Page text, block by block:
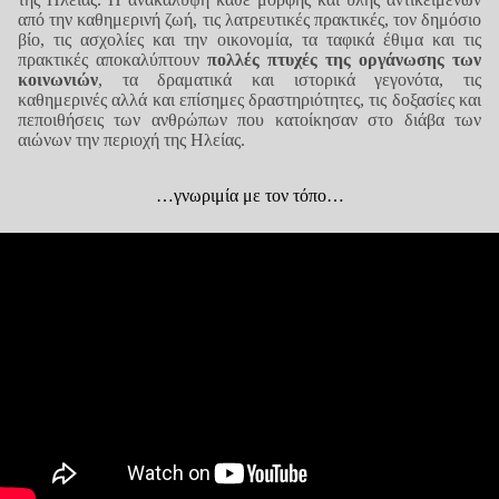
από την καθημερινή ζωή, τις λατρευτικές πρακτικές, τον δημόσιο
βίο, τις ασχολίες και την οικονομία, τα ταφικά έθιμα και τις
πρακτικές αποκαλύπτουν πολλές πτυχές της οργάνωσης των
κοινωνιών, τα δραματικά και ιστορικά γεγονότα, τις
καθημερινές αλλά και επίσημες δραστηριότητες, τις δοξασίες και
πεποιθήσεις των ανθρώπων που κατοίκησαν στο διάβα των
αιώνων την περιοχή της Ηλείας.
…γνωριμία με τον τόπο…